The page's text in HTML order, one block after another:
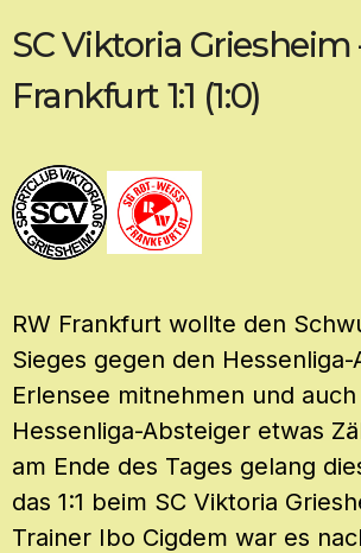
SC Viktoria Griesheim
Frankfurt 1:1 (1:0)
RW Frankfurt wollte den
Sieges gegen den
Erlensee mitnehmen und
Hessenliga-Absteiger etwas
am Ende des Tages gelang
das 1:1 beim SC Viktoria
Trainer Ibo Cigdem war es